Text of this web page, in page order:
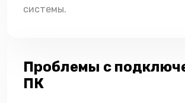
системы.
Проблемы с
ПК